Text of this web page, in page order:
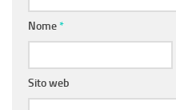
Nome*
Sito web